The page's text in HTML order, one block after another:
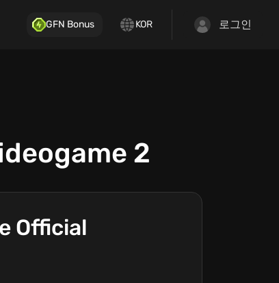
GFN Bonus KOR 로그인
2
Official